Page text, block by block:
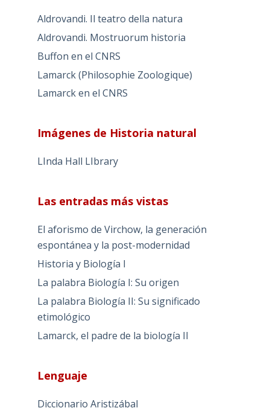
Aldrovandi. Il teatro della natura
Aldrovandi. Mostruorum historia
Buffon en el CNRS
Lamarck (Philosophie Zoologique)
Lamarck en el CNRS
Imágenes de Historia natural
LInda Hall LIbrary
Las entradas más vistas
El aforismo de Virchow, la generación
espontánea y la post-modernidad
Historia y Biología I
La palabra Biología I: Su origen
La palabra Biología II: Su significado
etimológico
Lamarck, el padre de la biología II
Lenguaje
Diccionario Aristizábal